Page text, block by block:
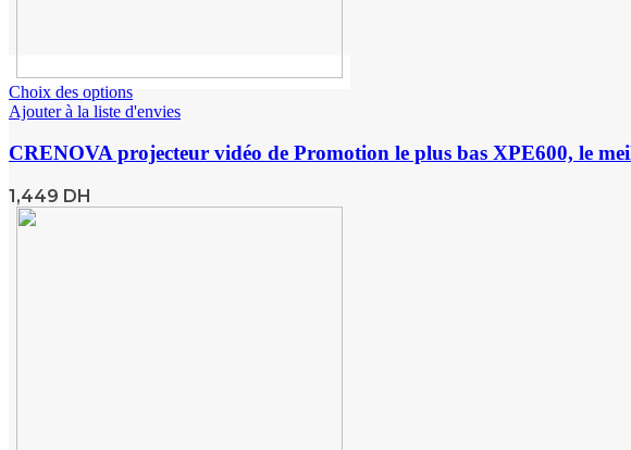
Choix des options
Ajouter à la liste d'envies
CRENOVA projecteur vidéo de Promotion le plus bas XPE600, le
1,449 DH